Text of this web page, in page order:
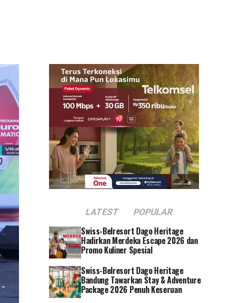
LATEST POPULAR
Swiss-Belresort Dago Heritage
Hadirkan Merdeka Escape 2026 dan
Promo Kuliner Spesial
Swiss-Belresort Dago Heritage
Bandung Tawarkan Stay & Adventure
Package 2026 Penuh Keseruan